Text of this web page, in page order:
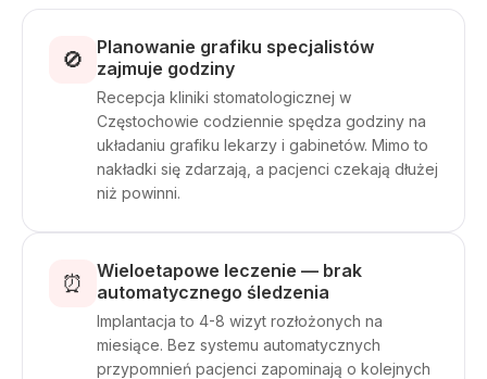
🚫
Planowanie grafiku specjalistów
zajmuje godziny
Recepcja kliniki stomatologicznej w
Częstochowie codziennie spędza godziny na
układaniu grafiku lekarzy i gabinetów. Mimo to
nakładki się zdarzają, a pacjenci czekają dłużej
niż powinni.
⏰
Wieloetapowe leczenie — brak
automatycznego śledzenia
Implantacja to 4-8 wizyt rozłożonych na
miesiące. Bez systemu automatycznych
przypomnień pacjenci zapominają o kolejnych